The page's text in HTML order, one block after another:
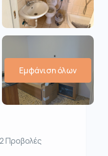
Εμφάνιση όλων
Προβολές